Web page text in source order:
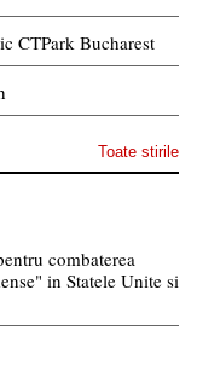
CTPark Bucharest
Toate stirile
combaterea
in Statele Unite si